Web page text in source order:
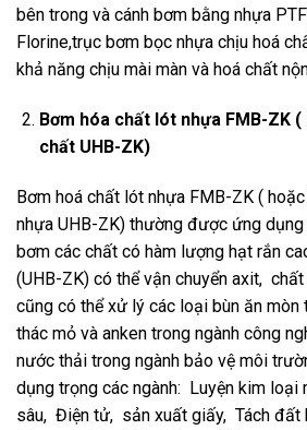
bên trong và cánh bơm bằng nhựa
Florine,trục bơm bọc nhựa chịu hoá
khả năng chịu mài màn và hoá chất
Bơm hóa chất lót nhựa FMB-ZK
chất UHB-ZK)
Bơm hoá chất lót nhựa FMB-ZK (
nhựa UHB-ZK) thường được ứng
bơm các chất có hàm lượng hạt rắn
(UHB-ZK) có thể vận chuyển axit,
cũng có thể xử lý các loại bùn ăn mòn
thác mỏ và anken trong ngành công
nước thải trong ngành bảo vệ môi
dụng trọng các ngành: Luyện kim
sâu, Điện tử, sản xuất giấy, Tách đất